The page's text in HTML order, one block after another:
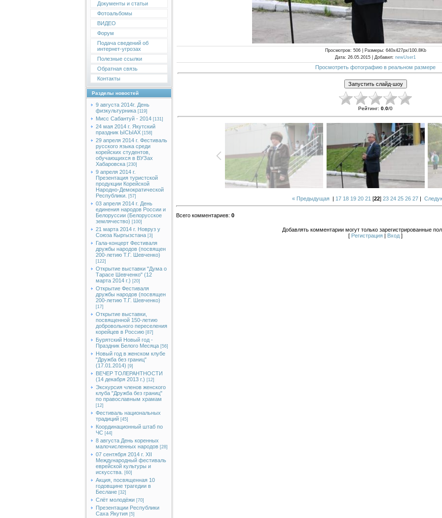
Документы и статьи
Фотоальбомы
ВИДЕО
Форум
Подача сведений об
интернет-угрозах
Полезные ссылки
Обратная связь
Контакты
Разделы новостей
9 августа 2014г. День
физкультурника [119]
Мисс Сабантуй - 2014 [131]
24 мая 2014 г. Якутский
праздник ЫСЫАХ [158]
29 апреля 2014 г. Фестиваль
русского языка среди
корейских студентов,
обучающихся в ВУЗах
Хабаровска [230]
9 апреля 2014 г.
Презентация туристской
продукции Корейской
Народно-Демократической
Республики.
[57]
03 апреля 2014 г. День
единения народов России и
Белоруссии (Белорусское
землячество) [100]
21 марта 2014 г. Новруз у
Союза Кыргызстана [3]
Гала-концерт Фестиваля
дружбы народов (посвящен
200-летию Т.Г. Шевченко)
[122]
Открытие выставки "Дума о
Тарасе Шевченко" (12
марта 2014 г.) [20]
Открытие Фестиваля
дружбы народов (посвящен
200-летию Т.Г. Шевченко)
[17]
Открытие выставки,
посвященной 150-летию
добровольного переселения
корейцев в Россию [87]
Бурятский Новый год -
Праздник Белого Месяца [56]
Новый год в женском клубе
"Дружба без границ"
(17.01.2014) [9]
ВЕЧЕР ТОЛЕРАНТНОСТИ
(14 декабря 2013 г.) [12]
Экскурсия членов женского
клуба "Дружба без границ"
по православным храмам
[12]
Фестиваль национальных
традиций [45]
Координационный штаб по
ЧС [44]
8 августа День коренных
малочисленных народов [28]
07 сентября 2014 г. XII
Международный фестиваль
еврейской культуры и
искусства.
[60]
Акция, посвященная 10
годовщине трагедии в
Беслане [32]
Слёт молодёжи [70]
Презентации Республики
Саха Якутия [5]
Просмотров: 506 | Размеры: 640x427px/100.8Kb
Дата: 26.05.2015 | Добавил: newUser1
Просмотреть фотографию в реальном размере
Рейтинг: 0.0/0
« Предыдущая | 17 18 19 20 21 [22] 23 24 25 26 27 |
Всего комментариев: 0
Добавлять комментарии могут только зарегистрированные
[ Регистрация Вход ]